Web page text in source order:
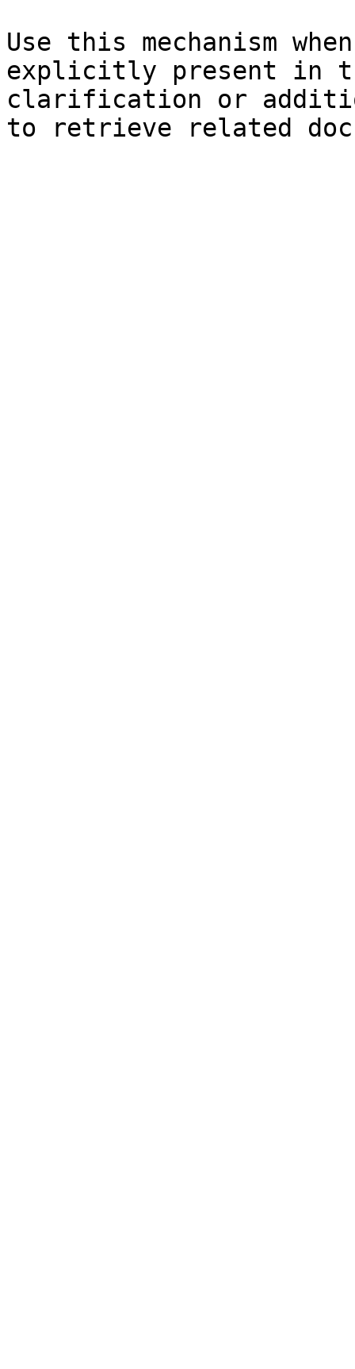
Use this mechanism
explicitly present in
clarification or